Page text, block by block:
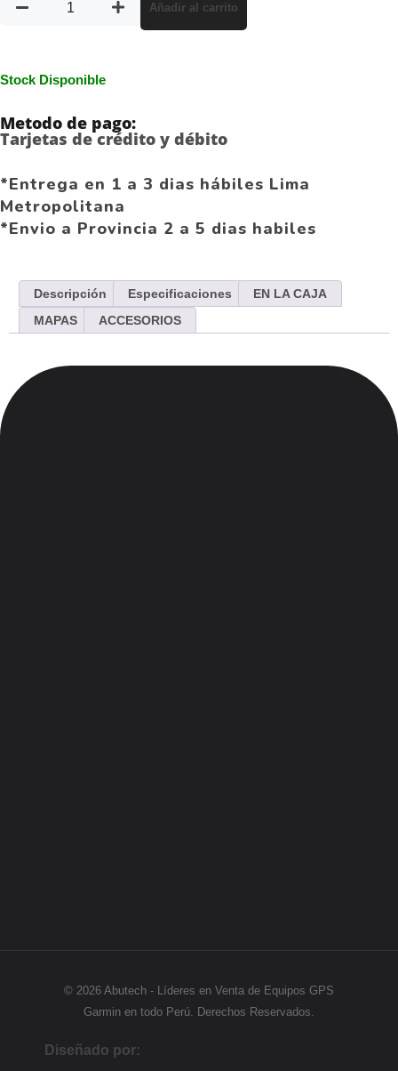
Añadir al carrito
Stock Disponible
Metodo de pago:
Tarjetas de crédito y débito
*Entrega en 1 a 3 dias hábiles Lima
Metropolitana
*Envio a Provincia 2 a 5 dias habiles
Descripción Especificaciones
EN LA CAJA
MAPAS
ACCESORIOS
© 2026 Abutech - Líderes en Venta de Equipos GPS
Garmin en todo Perú. Derechos Reservados.
Diseñado por: